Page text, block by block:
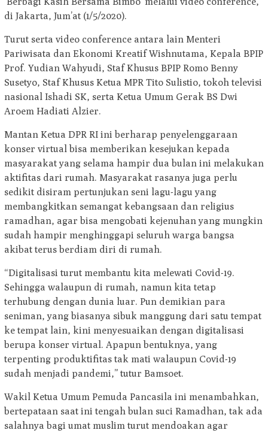
di Jakarta, Jum’at (1/5/2020).
Turut serta video conference antara lain Menteri
Pariwisata dan Ekonomi Kreatif Wishnutama, Kepala BPIP
Prof. Yudian Wahyudi, Staf Khusus BPIP Romo Benny
Susetyo, Staf Khusus Ketua MPR Tito Sulistio, tokoh televisi
nasional Ishadi SK, serta Ketua Umum Gerak BS Dwi
Aroem Hadiati Alzier.
Mantan Ketua DPR RI ini berharap penyelenggaraan
konser virtual bisa memberikan kesejukan kepada
masyarakat yang selama hampir dua bulan ini melakukan
aktifitas dari rumah. Masyarakat rasanya juga perlu
sedikit disiram pertunjukan seni lagu-lagu yang
membangkitkan semangat kebangsaan dan religius
ramadhan, agar bisa mengobati kejenuhan yang mungkin
sudah hampir menghinggapi seluruh warga bangsa
akibat terus berdiam diri di rumah.
“Digitalisasi turut membantu kita melewati Covid-19.
Sehingga walaupun di rumah, namun kita tetap
terhubung dengan dunia luar. Pun demikian para
seniman, yang biasanya sibuk manggung dari satu tempat
ke tempat lain, kini menyesuaikan dengan digitalisasi
berupa konser virtual. Apapun bentuknya, yang
terpenting produktifitas tak mati walaupun Covid-19
sudah menjadi pandemi,” tutur Bamsoet.
Wakil Ketua Umum Pemuda Pancasila ini menambahkan,
bertepataan saat ini tengah bulan suci Ramadhan, tak ada
salahnya bagi umat muslim turut mendoakan agar